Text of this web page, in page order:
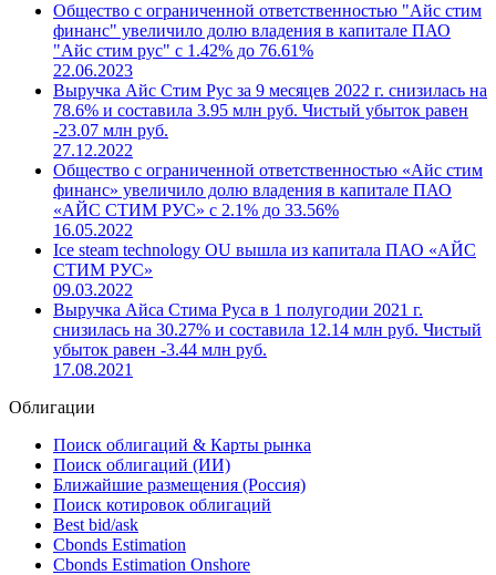
Общество с ограниченной ответственностью "Айс стим
финанс" увеличило долю владения в капитале ПАО
"Айс стим рус" с 1.42% до 76.61%
22.06.2023
Выручка Айс Стим Рус за 9 месяцев 2022 г. снизилась на
78.6% и составила 3.95 млн руб. Чистый убыток равен
-23.07 млн руб.
27.12.2022
Общество с ограниченной ответственностью «Айс стим
финанс» увеличило долю владения в капитале ПАО
«АЙС СТИМ РУС» с 2.1% до 33.56%
16.05.2022
Ice steam technology OU вышла из капитала ПАО «АЙС
СТИМ РУС»
09.03.2022
Выручка Айса Стима Руса в 1 полугодии 2021 г.
снизилась на 30.27% и составила 12.14 млн руб. Чистый
убыток равен -3.44 млн руб.
17.08.2021
Облигации
Поиск облигаций & Карты рынка
Поиск облигаций (ИИ)
Ближайшие размещения (Россия)
Поиск котировок облигаций
Best bid/ask
Cbonds Estimation
Cbonds Estimation Onshore